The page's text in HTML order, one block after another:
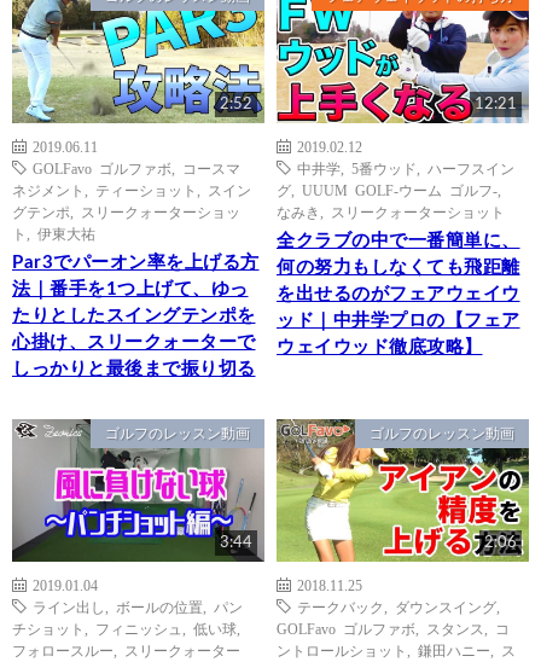
2:52
2019.06.11
GOLFavo ゴルファボ
コースマ
ネジメント
ティーショット
スイン
グテンポ
スリークォーターショッ
ト
伊東大祐
Par3でパーオン率を上げる方
法｜番手を1つ上げて、ゆっ
たりとしたスイングテンポを
心掛け、スリークォーターで
しっかりと最後まで振り切る
12:21
2019.02.12
中井学
5番ウッド
ハーフスイン
グ
UUUM GOLF-ウーム ゴルフ-
なみき
スリークォーターショット
全クラブの中で一番簡単に、
何の努力もしなくても飛距離
を出せるのがフェアウェイウ
ッド｜中井学プロの【フェア
ウェイウッド徹底攻略】
ゴルフのレッスン動画
3:44
2019.01.04
ライン出し
ボールの位置
パン
チショット
フィニッシュ 低い球
フォロースルー
スリークォーター
ゴルフのレッスン動画
2:06
2018.11.25
テークバック
ダウンスイング
GOLFavo ゴルファボ
スタンス
コ
ントロールショット
鎌田ハニー
ス